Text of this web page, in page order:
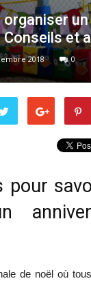
et
2018 0
pour
de noël où